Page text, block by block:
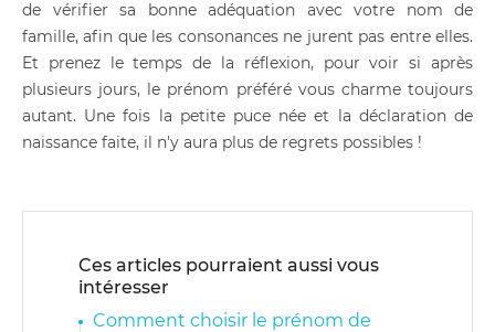
de vérifier sa bonne adéquation avec votre nom de
famille, afin que les consonances ne jurent pas entre elles.
Et prenez le temps de la réflexion, pour voir si après
plusieurs jours, le prénom préféré vous charme toujours
autant. Une fois la petite puce née et la déclaration de
naissance faite, il n'y aura plus de regrets possibles !
Ces articles pourraient aussi vous
intéresser
Comment choisir le prénom de